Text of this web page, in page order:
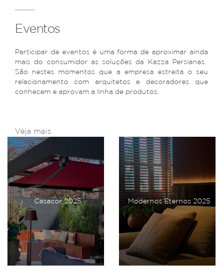
Eventos
Participar de eventos é uma forma de aproximar ainda
mais do consumidor as soluções da Kazza Persianas.
São nestes momentos que a empresa estreita o seu
relacionamento com arquitetos e decoradores que
conhecem e aprovam a linha de produtos.
Veja mais
Casacor 2025 Modernos Eternos 2025